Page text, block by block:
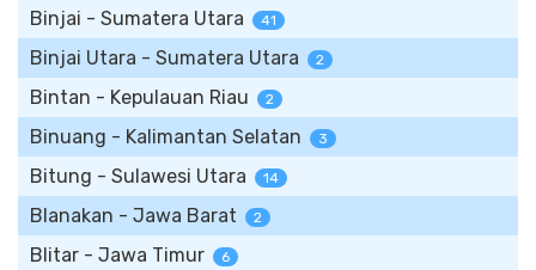
Binjai - Sumatera Utara 41
Binjai Utara - Sumatera Utara 2
Bintan - Kepulauan Riau 2
Binuang - Kalimantan Selatan 3
Bitung - Sulawesi Utara 14
Blanakan - Jawa Barat 2
Blitar - Jawa Timur 6